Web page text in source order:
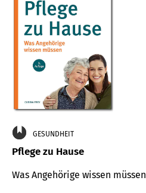
GESUNDHEIT
Pflege zu Hause
Was Angehörige wissen müssen